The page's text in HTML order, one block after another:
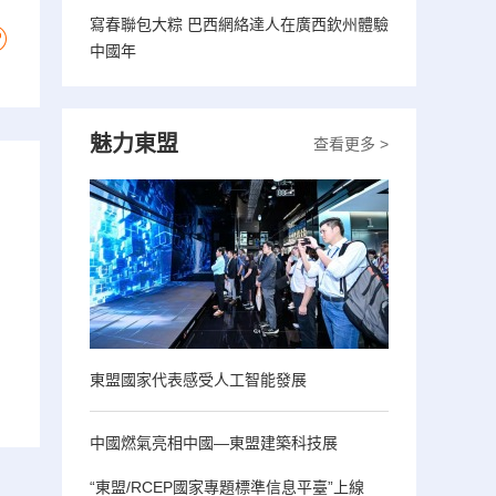
寫春聯包大粽 巴西網絡達人在廣西欽州體驗
中國年
查看更多 >
魅力東盟
東盟國家代表感受人工智能發展
中國燃氣亮相中國—東盟建築科技展
“東盟/RCEP國家專題標準信息平臺”上線